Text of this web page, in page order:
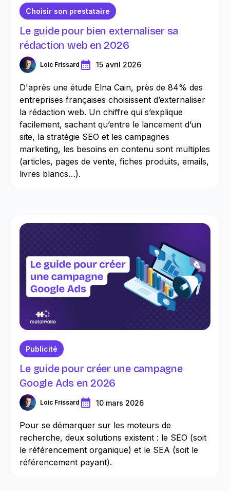
Choisir son prestataire
Le guide pour bien externaliser sa
rédaction web en 2026
Loic Frissard 15 avril 2026
D'après une étude Elna Cain, près de 84% des
entreprises françaises choisissent d’externaliser
la rédaction web. Un chiffre qui s’explique
facilement, sachant qu’entre le lancement d’un
site, la stratégie SEO et les campagnes
marketing, les besoins en contenu sont multiples
(articles, pages de vente, fiches produits, emails,
livres blancs…).
Publicité
Le guide pour créer une campagne
Google Ads en 2026
Loic Frissard 10 mars 2026
Pour se démarquer sur les moteurs de
recherche, deux solutions existent : le SEO (soit
le référencement organique) et le SEA (soit le
référencement payant).